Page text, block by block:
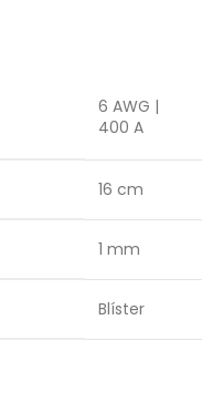
6 AWG |
400 A
16 cm
1 mm
Blíster